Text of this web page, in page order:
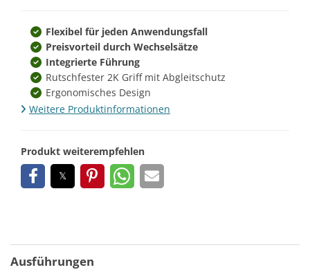
Flexibel für jeden Anwendungsfall
Preisvorteil durch Wechselsätze
Integrierte Führung
Rutschfester 2K Griff mit Abgleitschutz
Ergonomisches Design
Weitere Produktinformationen
Produkt weiterempfehlen
Ausführungen